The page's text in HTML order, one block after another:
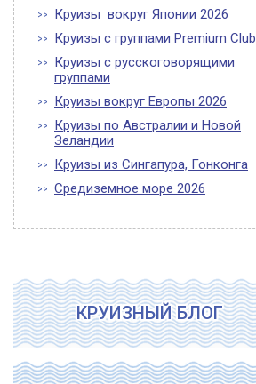
Круизы вокруг Японии 2026
Круизы с группами Premium Club
Круизы с русскоговорящими
группами
Круизы вокруг Европы 2026
Круизы по Австралии и Новой
Зеландии
Круизы из Сингапура, Гонконга
Средиземное море 2026
КРУИЗНЫЙ БЛОГ